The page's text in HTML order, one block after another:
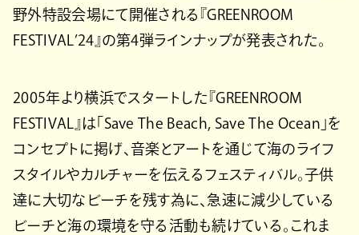
野外特設会場にて開催される『GREENROOM
FESTIVAL’24』の第4弾ラインナップが発表された。
2005年より横浜でスタートした『GREENROOM
FESTIVAL』は「Save The Beach, Save The Ocean」を
コンセプトに掲げ、音楽とアートを通じて海のライフ
スタイルやカルチャーを伝えるフェスティバル。子供
達に大切なビーチを残す為に、急速に減少している
ビーチと海の環境を守る活動も続けている。これま